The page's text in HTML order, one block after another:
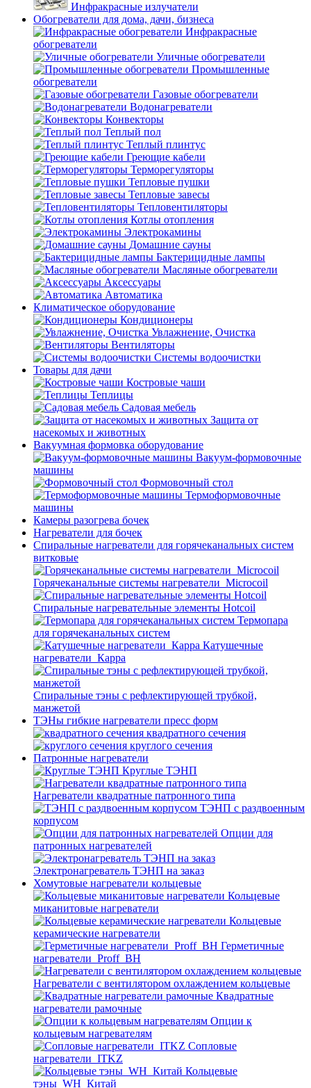
Инфракрасные излучатели
Обогреватели для дома, дачи, бизнеса
Инфракрасные
обогреватели
Уличные обогреватели
Промышленные
обогреватели
Газовые обогреватели
Водонагреватели
Конвекторы
Теплый пол
Теплый плинтус
Греющие кабели
Терморегуляторы
Тепловые пушки
Тепловые завесы
Тепловентиляторы
Котлы отопления
Электрокамины
Домашние сауны
Бактерицидные лампы
Масляные обогреватели
Аксессуары
Автоматика
Климатическое оборудование
Кондиционеры
Увлажнение, Очистка
Вентиляторы
Системы водоочистки
Товары для дачи
Костровые чаши
Теплицы
Садовая мебель
Защита от
насекомых и животных
Вакуумная формовка оборудование
Вакуум-формовочные
машины
Формовочный стол
Термоформовочные
машины
Камеры разогрева бочек
Нагреватели для бочек
Спиральные нагреватели для горячеканальных систем
витковые
Горячеканальные системы нагреватели_Microcoil
Спиральные нагревательные элементы Hotcoil
Термопара
для горячеканальных систем
Катушечные
нагреватели_Карра
Спиральные тэны с рефлектирующей трубкой,
манжетой
ТЭНы гибкие нагреватели пресс форм
квадратного сечения
круглого сечения
Патронные нагреватели
Круглые ТЭНП
Нагреватели квадратные патронного типа
ТЭНП с раздвоенным
корпусом
Опции для
патронных нагревателей
Электронагреватель ТЭНП на заказ
Хомутовые нагреватели кольцевые
Кольцевые
миканитовые нагреватели
Кольцевые
керамические нагреватели
Герметичные
нагреватели_Proff_BH
Нагреватели с вентилятором охлаждением кольцевые
Квадратные
нагреватели рамочные
Опции к
кольцевым нагревателям
Cопловые
нагреватели_ITKZ
Кольцевые
тэны_WH_Китай